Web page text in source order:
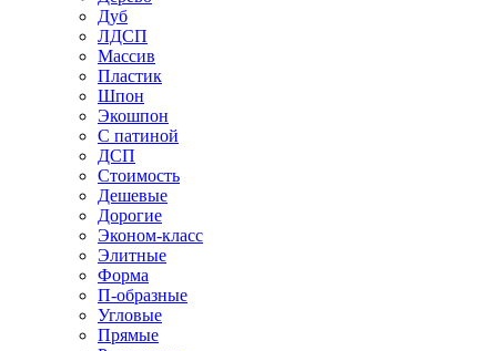
Дуб
ЛДСП
Массив
Пластик
Шпон
Экошпон
С патиной
ДСП
Стоимость
Дешевые
Дорогие
Эконом-класс
Элитные
Форма
П-образные
Угловые
Прямые